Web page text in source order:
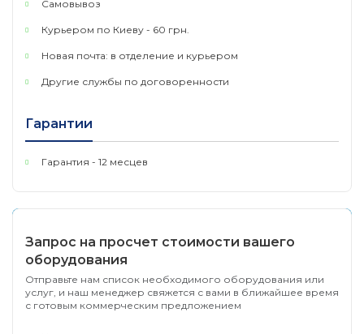
Производительность
• 16 Гбит/с
Метод коммутации
Скорость фильтрации / пересылки пакетов
• Ethernet: 14 880 пакетов в секунду
• Fast Ethernet: 148 800 пакетов в секунду
• 8K записей на устройство
• 128 КБ
Jumbo Frame • 9 216 байт
Макс. бюджет мощности PoE
• 140 Вт
Самовывоз
Курьером по Киеву - 60 грн.
Новая почта: в отделение и курьером
Другие службы по договоренности
Гарантии
Гарантия - 12 месцев
Запрос на просчет стоимости вашего
оборудования
Отправьте нам список необходимого оборудования или
услуг, и наш менеджер свяжется с вами в ближайшее время
с готовым коммерческим предложением